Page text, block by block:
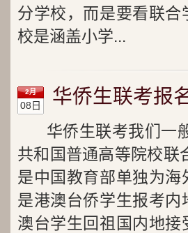
分学校，而是要看联
校是涵盖小学...
2月
08日 华侨生联考报
华侨生联考我们一
共和国普通高等院校联
是中国教育部单独为
是港澳台侨学生报考
澳台学生回祖国内地